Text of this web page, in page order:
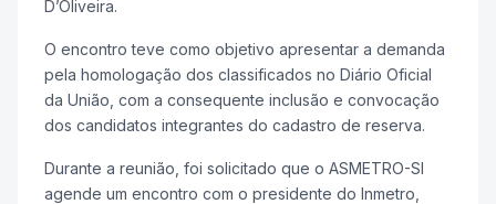
D’Oliveira.
O encontro teve como objetivo apresentar a demanda
pela homologação dos classificados no Diário Oficial
da União, com a consequente inclusão e convocação
dos candidatos integrantes do cadastro de reserva.
Durante a reunião, foi solicitado que o ASMETRO-SI
agende um encontro com o presidente do Inmetro,